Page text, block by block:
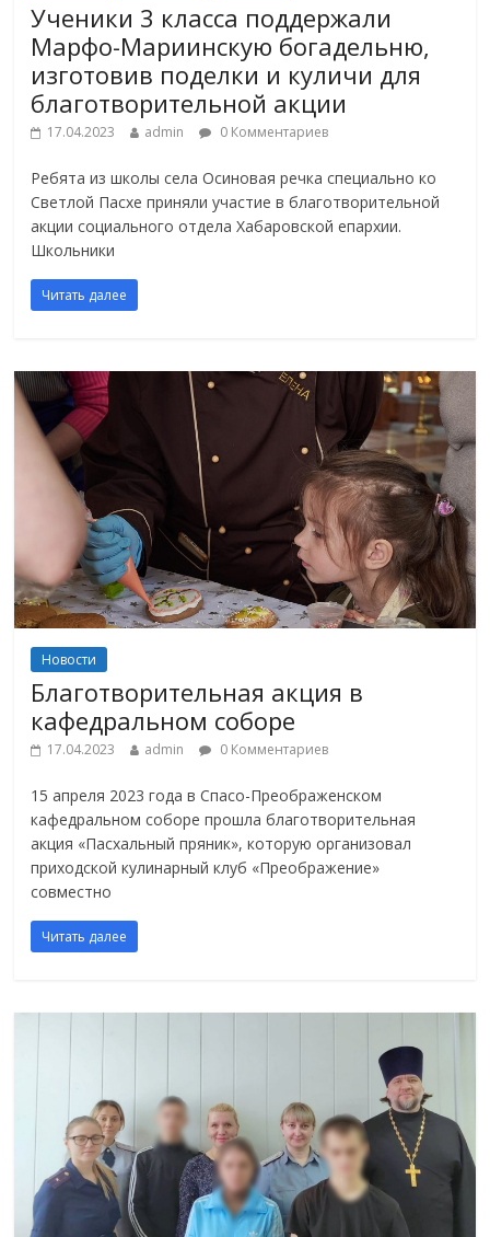
Ученики 3 класса поддержали
Марфо-Мариинскую богадельню,
изготовив поделки и куличи для
благотворительной акции
17.04.2023 admin 0 Комментариев
Ребята из школы села Осиновая речка специально ко
Светлой Пасхе приняли участие в благотворительной
акции социального отдела Хабаровской епархии.
Школьники
Читать далее
Новости
Благотворительная акция в
кафедральном соборе
17.04.2023 admin 0 Комментариев
15 апреля 2023 года в Спасо-Преображенском
кафедральном соборе прошла благотворительная
акция «Пасхальный пряник», которую организовал
приходской кулинарный клуб «Преображение»
совместно
Читать далее